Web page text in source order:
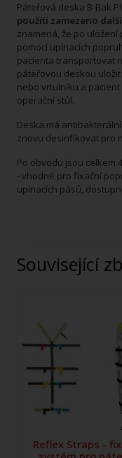
Páteřová deska B-Bak
použití zamezeno
znamená, že po
pomocí upínacích
pacienta transportovat
páteřovou deskou
nebo vrtulníku a
operační stůl.
Deska má
znovu desinfikovat pro
Po obvodu jsou celkem
- vhodné pro fixační
upínacích pásů,
Související
Reflex Straps -